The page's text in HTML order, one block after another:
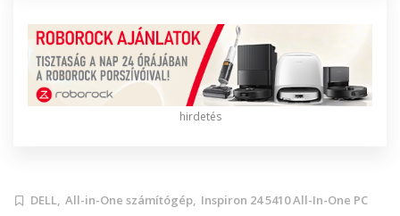
hirdetés
DELL, All-in-One számítógép, Inspiron 24 5410 All-In-One PC